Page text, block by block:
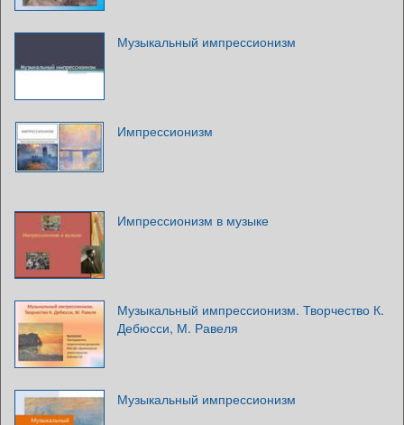
Музыкальный импрессионизм
Импрессионизм
Импрессионизм в музыке
Музыкальный импрессионизм. Творчество К.
Дебюсси, М. Равеля
Музыкальный импрессионизм